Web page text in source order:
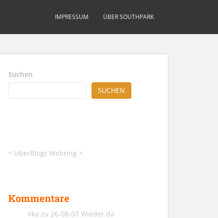
IMPRESSUM ÜBER SOUTHPARK
Suchen
SUCHEN
< UberBlogr Webring >
Kommentare
Ilka zu 26-08-07 Wieder da